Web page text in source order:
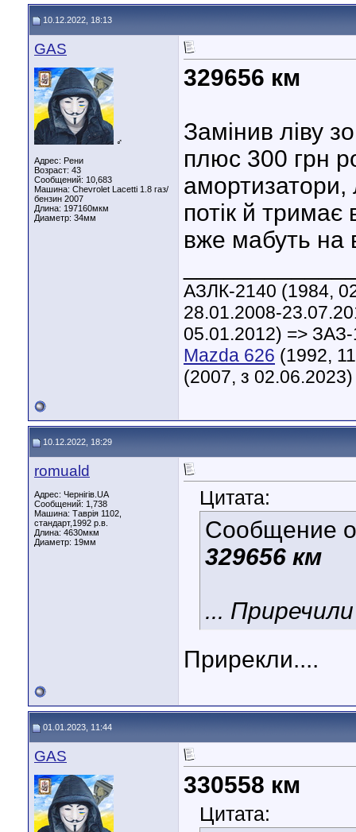
10.12.2022, 18:13
GAS
♂
Адрес: Рени
Возраст: 43
Сообщений: 10,683
Машина: Chevrolet Lacetti 1.8 газ/
бензин 2007
Длина: 197160мкм
Диаметр: 34мм
329656 км
Замінив ліву
плюс 300 грн
потік й
вже мабуть на
АЗЛК-2140 (1984,
28.01.2008-
05.01.2012) =>
Mazda 626 (1992,
(2007, з 02.06.2023)
10.12.2022, 18:29
romuald
Адрес: Чернігів.UA
Сообщений: 1,738
Машина: Таврія 1102,
стандарт,1992 р.в.
Длина: 4630мкм
Диаметр: 19мм
Цитата:
Сообщение
329656 км
...
Прирекли....
01.01.2023, 11:44
GAS
330558 км
Цитата: